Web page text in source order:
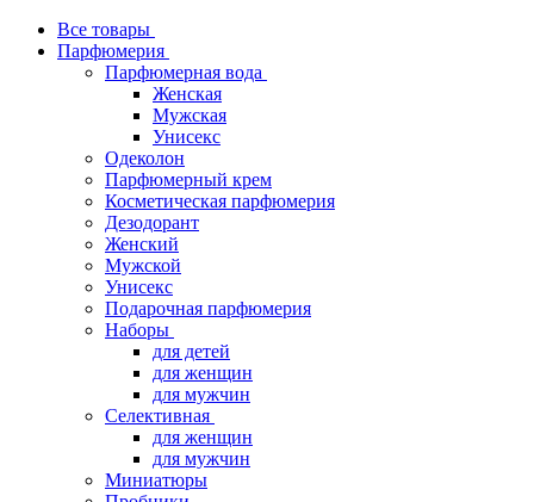
Все товары
Парфюмерия
Парфюмерная вода
Женская
Мужская
Унисекс
Одеколон
Парфюмерный крем
Косметическая парфюмерия
Дезодорант
Женский
Мужской
Унисекс
Подарочная парфюмерия
Наборы
для детей
для женщин
для мужчин
Селективная
для женщин
для мужчин
Миниатюры